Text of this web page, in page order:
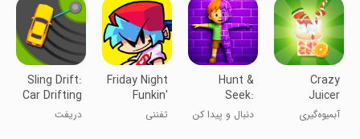
Crazy
Juicer
آبمیوه‌گیری
Hunt &
Seek:
Disguise &
Escape
دنبال و پیدا کن
Friday Night
Funkin'
تفننی
Sling Drift:
Car Drifting
Game
دریفت